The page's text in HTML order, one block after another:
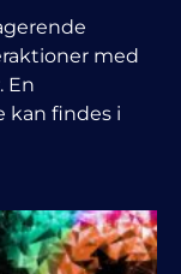
med
En
kan findes i